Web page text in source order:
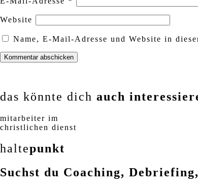
Website
Name, E-Mail-Adresse und Website in
das könnte dich auch
mitarbeiter im
christlichen dienst
haltepunkt
Suchst du Coaching,